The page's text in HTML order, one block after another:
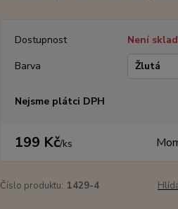
Dostupnost
Není
Barva
Nejsme plátci DPH
199 Kč/ks
Číslo produktu: 1429-4